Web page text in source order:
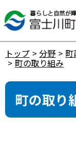
トップ 分野 町
町の取り組み
町の取り